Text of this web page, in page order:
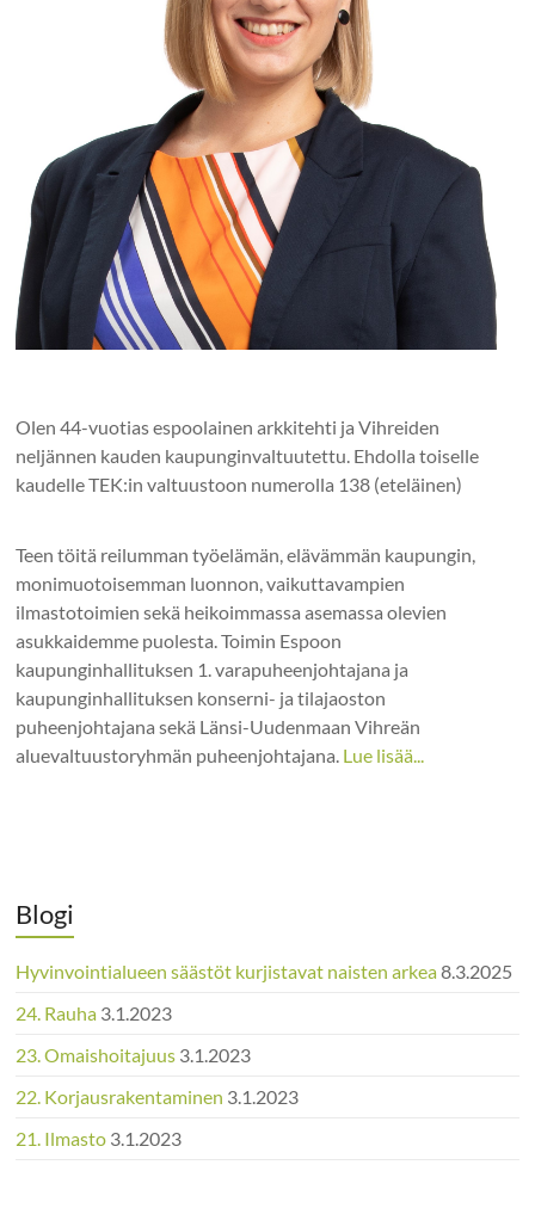
Olen 44-vuotias espoolainen arkkitehti ja Vihreiden
neljännen kauden kaupunginvaltuutettu. Ehdolla toiselle
kaudelle TEK:in valtuustoon numerolla 138 (eteläinen)
Teen töitä reilumman työelämän, elävämmän kaupungin,
monimuotoisemman luonnon, vaikuttavampien
ilmastotoimien sekä heikoimmassa asemassa olevien
asukkaidemme puolesta. Toimin Espoon
kaupunginhallituksen 1. varapuheenjohtajana ja
kaupunginhallituksen konserni- ja tilajaoston
puheenjohtajana sekä Länsi-Uudenmaan Vihreän
aluevaltuustoryhmän puheenjohtajana. Lue lisää...
Blogi
Hyvinvointialueen säästöt kurjistavat naisten arkea8.3.2025
24. Rauha 3.1.2023
23. Omaishoitajuus 3.1.2023
22. Korjausrakentaminen 3.1.2023
21. Ilmasto 3.1.2023